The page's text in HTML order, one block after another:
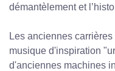
démantèlement et
Les anciennes
musique d'inspiration
d'anciennes machines